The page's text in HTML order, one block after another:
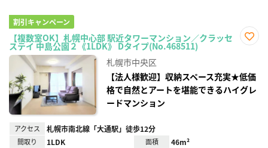
割引キャンペーン
【複数室OK】札幌中心部 駅近タワーマンション／クラッセ
ステイ 中島公園２《1LDK》 Dタイプ(No.468511)
録
札幌市中央区
【法人様歓迎】収納スペース充実★低価
格で自然とアートを堪能できるハイグレ
ードマンション
アクセス 札幌市南北線「大通駅」徒歩12分
間取り 1LDK 面積 46m²